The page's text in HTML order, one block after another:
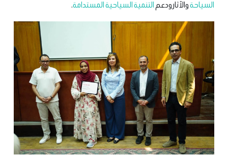
السياحةوالآثار ودعمالتنمية السياحية المستدامة.